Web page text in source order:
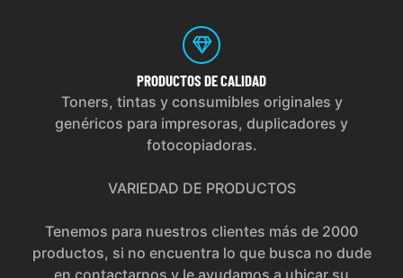
PRODUCTOS DE CALIDAD
Toners, tintas y consumibles originales y
genéricos para impresoras, duplicadores y
fotocopiadoras.
VARIEDAD DE PRODUCTOS
Tenemos para nuestros clientes más de 2000
productos, si no encuentra lo que busca no dude
en contactarnos y le ayudamos a ubicar su